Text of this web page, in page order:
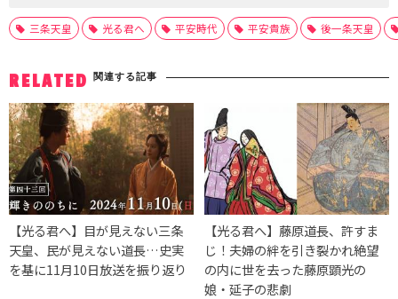
三条天皇 光る君へ 平安時代 平安貴族 後一条天皇
RELATED 関連する記事
【光る君へ】目が見えない三条
天皇、民が見えない道長…史実
を基に11月10日放送を振り返り
【光る君へ】藤原道長、許すま
じ！夫婦の絆を引き裂かれ絶望
の内に世を去った藤原顕光の
娘・延子の悲劇